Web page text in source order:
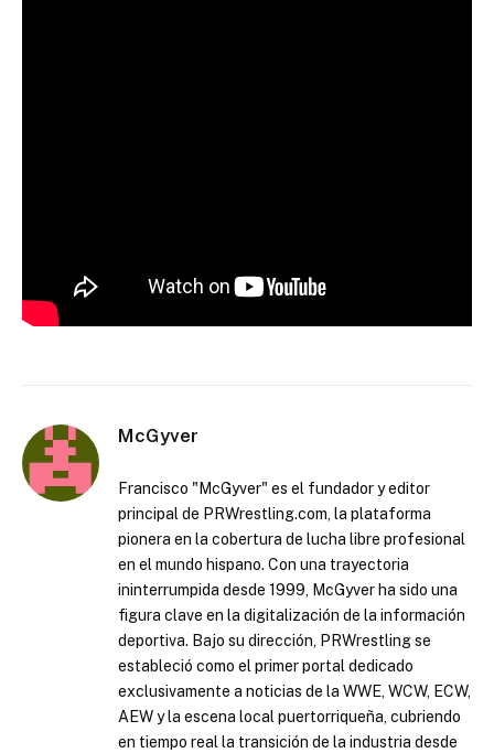
McGyver
Francisco "McGyver" es el fundador y editor
principal de PRWrestling.com, la plataforma
pionera en la cobertura de lucha libre profesional
en el mundo hispano. Con una trayectoria
ininterrumpida desde 1999, McGyver ha sido una
figura clave en la digitalización de la información
deportiva. Bajo su dirección, PRWrestling se
estableció como el primer portal dedicado
exclusivamente a noticias de la WWE, WCW, ECW,
AEW y la escena local puertorriqueña, cubriendo
en tiempo real la transición de la industria desde